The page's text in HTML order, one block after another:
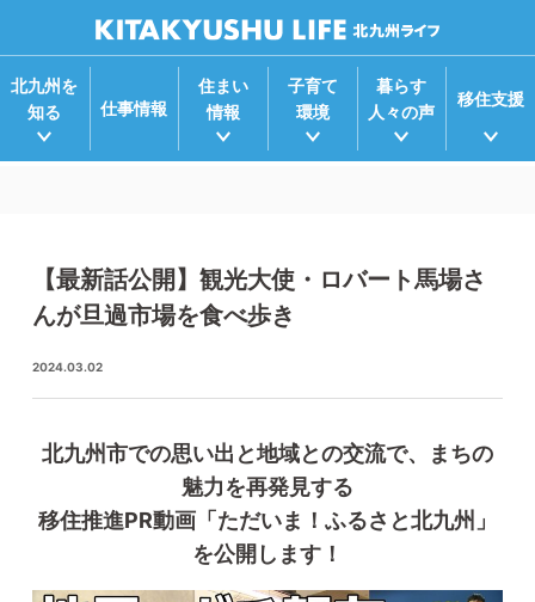
北九州を
知る
仕事情報
住まい
情報
子育て
環境
暮らす
人々の声
移住支援
【最新話公開】観光大使・ロバート馬場さ
んが旦過市場を食べ歩き
2024.03.02
北九州市での思い出と地域との交流で、まちの
魅力を再発見する
移住推進PR動画「ただいま！ふるさと北九州」
を公開します！